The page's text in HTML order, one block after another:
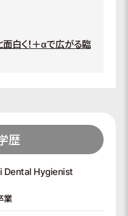
面白く！＋αで広がる臨
歴
Dental Hygienist
業